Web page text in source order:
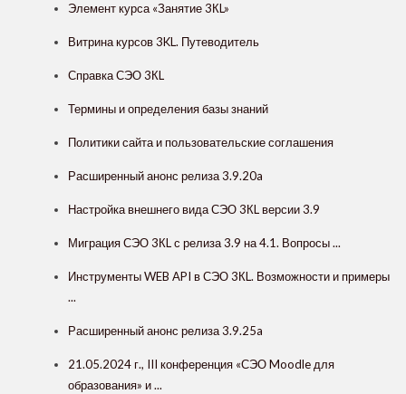
Элемент курса «Занятие 3КL»
Витрина курсов 3KL. Путеводитель
Справка СЭО 3КL
Термины и определения базы знаний
Политики сайта и пользовательские соглашения
Расширенный анонс релиза 3.9.20a
Настройка внешнего вида СЭО 3КL версии 3.9
Миграция СЭО 3КL с релиза 3.9 на 4.1. Вопросы ...
Инструменты WEB API в СЭО 3КL. Возможности и примеры
...
Расширенный анонс релиза 3.9.25a
21.05.2024 г., III конференция «СЭО Moodle для
образования» и ...